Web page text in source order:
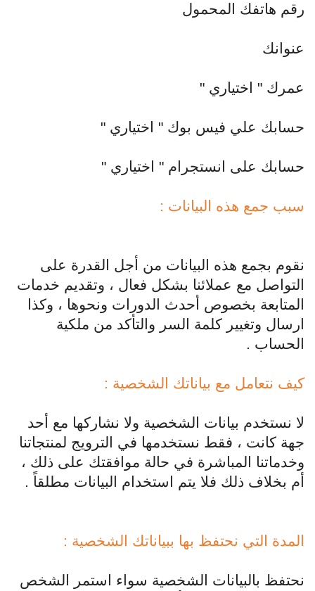
رقم هاتفك المحمول
عنوانك
عمرك " اختياري "
حسابك علي فيس بوك " اختياري "
حسابك على انستجرام " اختياري "
سبب جمع هذه البيانات :
نقوم بجمع هذه البيانات من أجل القدرة على
التواصل مع عملائنا بشكل فعال ، وتقديم خدمات
المتابعة بخصوص أحدث الدورات ونحوها ، وكذا
ارسال وتغيير كلمة السر والتأكد من ملكية
الحساب .
كيف نتعامل مع بياناتك الشخصية :
لا نستخدم بيانات الشخصية ولا نشاركها مع أحد
جهة كانت ، فقط نستخدمها في الترويج لمنتجاتنا
وخدماتنا المباشرة في حالة موافقتك على ذلك ،
أم بخلاف ذلك فلا يتم استخدام البيانات مطلقاً .
المدة التي نحتفظ بها ببياناتك الشخصية :
نحتفظ بالبيانات الشخصية سواء استمر الشخص